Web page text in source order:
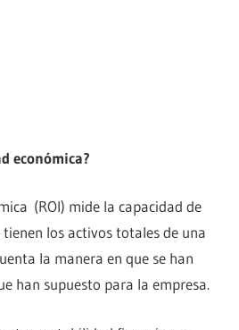
económica?
(ROI) mide la capacidad de
los activos totales de una
la manera en que se han
han supuesto para la empresa.